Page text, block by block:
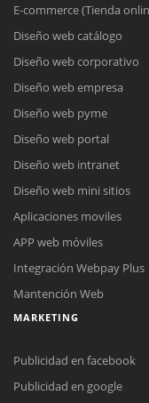
E-commerce (Tienda
Diseño web catálogo
Diseño web corporativo
Diseño web empresa
Diseño web pyme
Diseño web portal
Diseño web intranet
Diseño web mini sitios
Aplicaciones moviles
APP web móviles
Integración Webpay Plus
Mantención Web
MARKETING
Publicidad en facebook
Publicidad en google